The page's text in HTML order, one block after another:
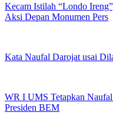
Kecam Istilah “Londo
Aksi Depan Monumen Pers
Kata Naufal Darojat usai
WR I UMS Tetapkan Naufal
Presiden BEM